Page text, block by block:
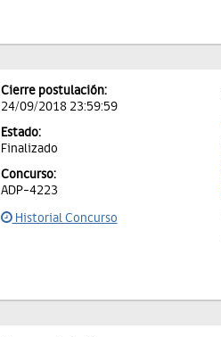
Cierre postulación:
24/09/2018 23:59:59
Estado:
Finalizado
Concurso:
ADP-4223
Historial Concurso